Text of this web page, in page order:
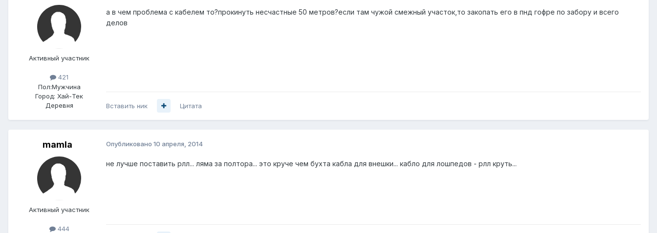
Активный участник
421
Пол:Мужчина
Город: Хай-Тек
Деревня
а в чем проблема с кабелем то?прокинуть несчастные 50 метров?если там чужой смежный участок,то закопать его в пнд гофре по забору и всего
делов
Вставить ник Цитата
mamla
Активный участник
444
Опубликовано 10 апреля, 2014
не лучше поставить рлл... ляма за полтора... это круче чем бухта кабла для внешки... кабло для лошпедов - рлл круть...